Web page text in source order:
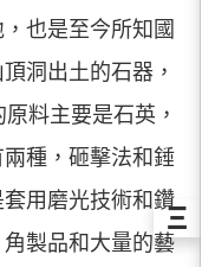
也是至今所知國
洞出土的石器，
料主要是石英，
種，砸擊法和錘
用磨光技術和鑽
製品和大量的藝
Ξ